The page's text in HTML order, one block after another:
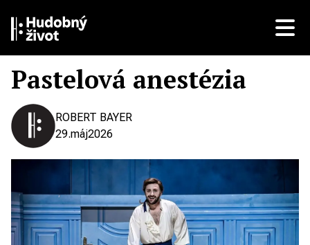
Pastelová anestézia
ROBERT BAYER
29.máj2026